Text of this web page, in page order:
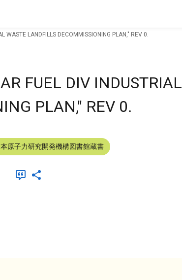
WASTE LANDFILLS DECOMMISSIONING PLAN," REV 0.
FUEL DIV INDUSTRIAL
PLAN," REV 0.
原子力研究開発機構図書館蔵書